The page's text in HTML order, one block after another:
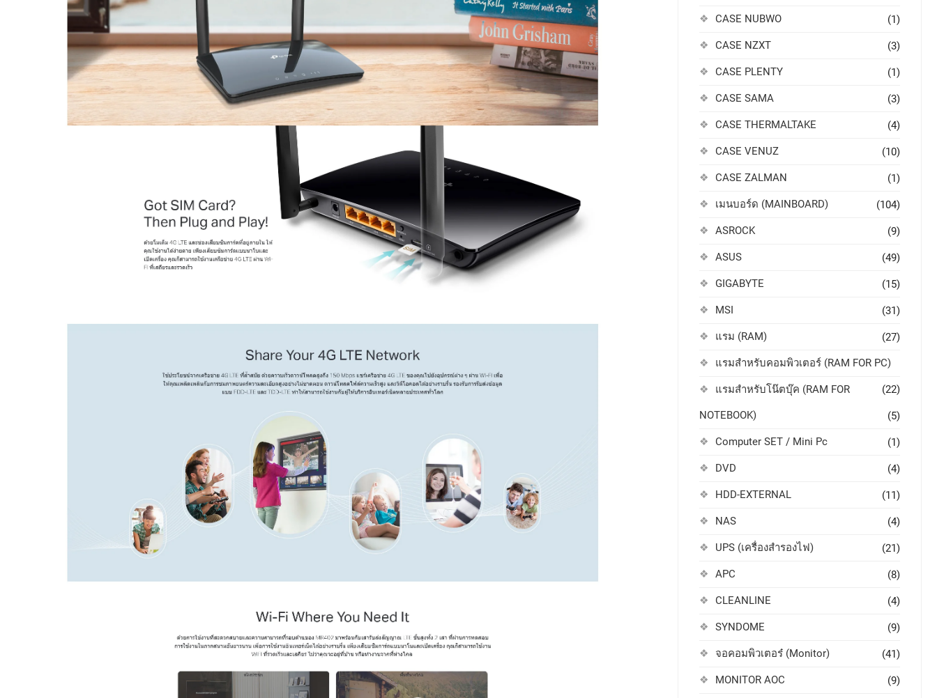
CASE NUBWO (1)
CASE NZXT (3)
CASE PLENTY (1)
CASE SAMA (3)
CASE THERMALTAKE (4)
CASE VENUZ (10)
CASE ZALMAN (1)
เมนบอร์ด (MAINBOARD) (104)
ASROCK (9)
ASUS (49)
GIGABYTE (15)
MSI (31)
แรม (RAM) (27)
แรมสำหรับคอมพิวเตอร์ (RAM FOR PC)
(22)
แรมสำหรับโน๊ตบุ๊ค (RAM FOR
NOTEBOOK) (5)
Computer SET / Mini Pc (1)
DVD (4)
HDD-EXTERNAL (11)
NAS (4)
UPS (เครื่องสำรองไฟ) (21)
APC (8)
CLEANLINE (4)
SYNDOME (9)
จอคอมพิวเตอร๋ (Monitor) (41)
MONITOR AOC (9)